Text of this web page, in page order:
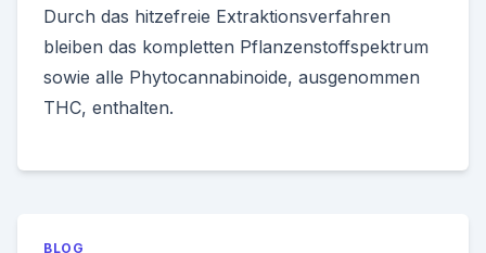
Durch das hitzefreie Extraktionsverfahren
bleiben das kompletten Pflanzenstoffspektrum
sowie alle Phytocannabinoide, ausgenommen
THC, enthalten.
BLOG